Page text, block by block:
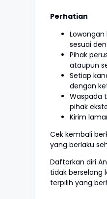
Perhatian
sesuai
Pihak
ataupun
Setiap
dengan
Waspada
pihak
Kirim
Cek kembali
yang berlaku
Daftarkan diri
tidak berselang
terpilih yang